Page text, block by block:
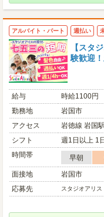
アルバイト・パート 週払い
【スタ
験歓迎
給与
時給1100円
勤務地
岩国市
アクセス
岩徳線 岩国
シフト
週1日以上 1
時間帯
早朝
面接地
岩国市
応募先
スタジオアリ